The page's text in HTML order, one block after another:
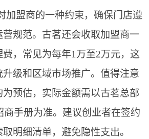
加盟商的一种约束，确保门店遵
规范。古茗还会收取加盟商一
，常见为每年1万至2万元，这
级和区域市场推广。值得注意
预估，实际金额需以古茗总部
商手册为准。建议创业者在签约
明细清单，避免隐性支出。